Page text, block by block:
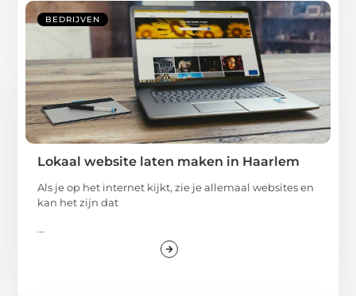
BEDRIJVEN
Lokaal website laten maken in Haarlem
Als je op het internet kijkt, zie je allemaal websites en
kan het zijn dat
...